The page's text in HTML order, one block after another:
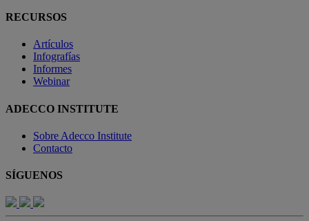
RECURSOS
Artículos
Infografías
Informes
Webinar
ADECCO INSTITUTE
Sobre Adecco Institute
Contacto
SÍGUENOS